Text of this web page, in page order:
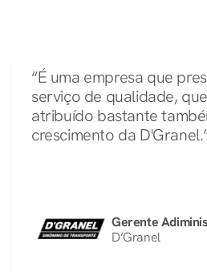
“É uma empresa que
serviço de qualidade,
atribuído bastante
crescimento da
Gerente
D’Granel